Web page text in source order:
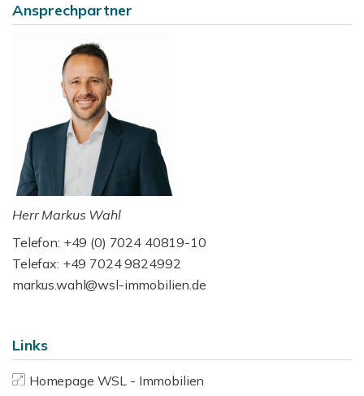
Ansprechpartner
Herr Markus Wahl
Telefon: +49 (0) 7024 40819-10
Telefax: +49 7024 9824992
markus.wahl@wsl-immobilien.de
Links
Homepage WSL - Immobilien